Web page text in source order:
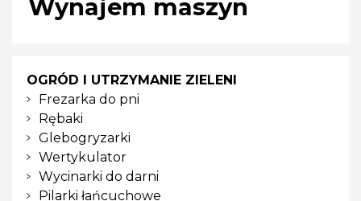
Wynajem maszyn
OGRÓD I UTRZYMANIE ZIELENI
Frezarka do pni
Rębaki
Glebogryzarki
Wertykulator
Wycinarki do darni
Pilarki łańcuchowe